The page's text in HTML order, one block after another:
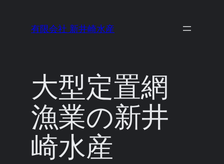
有限会社 新井崎水産
大型定置網
漁業の新井
崎水産